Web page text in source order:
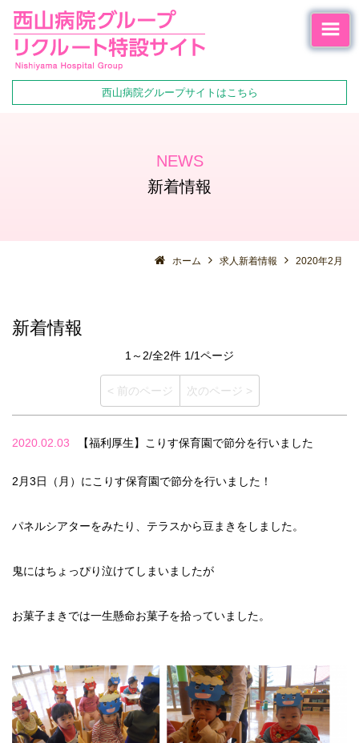
西山病院グループサイトはこちら
NEWS
新着情報
ホーム 求人新着情報 2020年2月
新着情報
1～2/全2件 1/1ページ
< 前のページ 次のページ >
2020.02.03 【福利厚生】こりす保育園で節分を行いました
2月3日（月）にこりす保育園で節分を行いました！
パネルシアターをみたり、テラスから豆まきをしました。
鬼にはちょっぴり泣けてしまいましたが
お菓子まきでは一生懸命お菓子を拾っていました。